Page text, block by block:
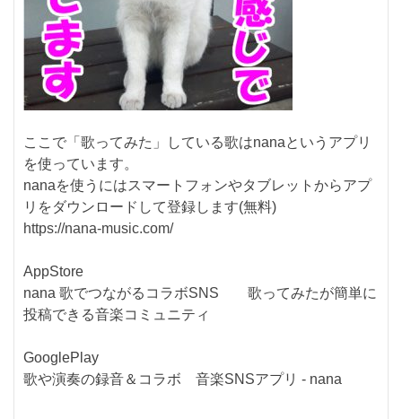
ここで「歌ってみた」している歌はnanaというアプリ
を使っています。
nanaを使うにはスマートフォンやタブレットからアプ
リをダウンロードして登録します(無料)
https://nana-music.com/
AppStore
nana 歌でつながるコラボSNS 歌ってみたが簡単に
投稿できる音楽コミュニティ
GooglePlay
歌や演奏の録音＆コラボ 音楽SNSアプリ - nana